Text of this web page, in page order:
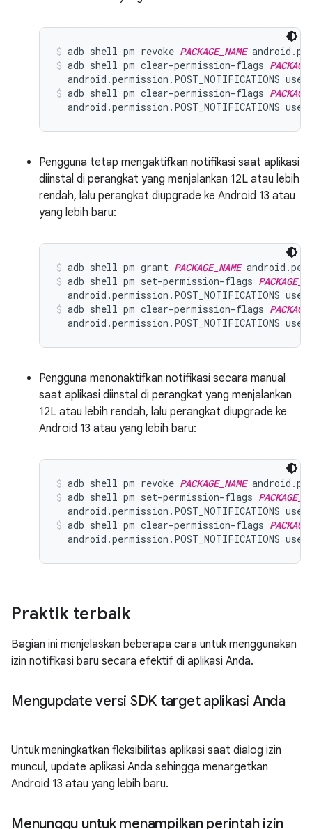
adb shell pm revoke PACKAGE_NAME
adb shell pm clear-permission-flags
android.permission.POST_NOTIFICATIONS
adb shell pm clear-permission-flags
android.permission.POST_NOTIFICATIONS
Pengguna tetap mengaktifkan notifikasi saat aplikasi
diinstal di perangkat yang menjalankan 12L atau lebih
rendah, lalu perangkat diupgrade ke Android 13 atau
yang lebih baru:
adb shell pm grant PACKAGE_NAME
adb shell pm set-permission-flags
android.permission.POST_NOTIFICATIONS
adb shell pm clear-permission-flags
android.permission.POST_NOTIFICATIONS
Pengguna menonaktifkan notifikasi secara manual
saat aplikasi diinstal di perangkat yang menjalankan
12L atau lebih rendah, lalu perangkat diupgrade ke
Android 13 atau yang lebih baru:
adb shell pm revoke PACKAGE_NAME
adb shell pm set-permission-flags
android.permission.POST_NOTIFICATIONS
adb shell pm clear-permission-flags
android.permission.POST_NOTIFICATIONS
Praktik terbaik
Bagian ini menjelaskan beberapa cara untuk menggunakan
izin notifikasi baru secara efektif di aplikasi Anda.
Mengupdate versi SDK target aplikasi Anda
Untuk meningkatkan fleksibilitas aplikasi saat dialog izin
muncul, update aplikasi Anda sehingga menargetkan
Android 13 atau yang lebih baru.
Menunggu untuk menampilkan perintah izin